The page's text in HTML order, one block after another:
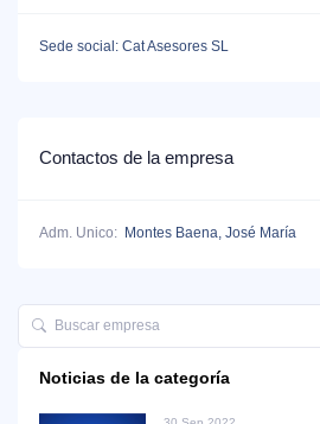
Sede social: Cat Asesores SL
Contactos de la empresa
Adm. Unico: Montes Baena, José María
Noticias de la categoría